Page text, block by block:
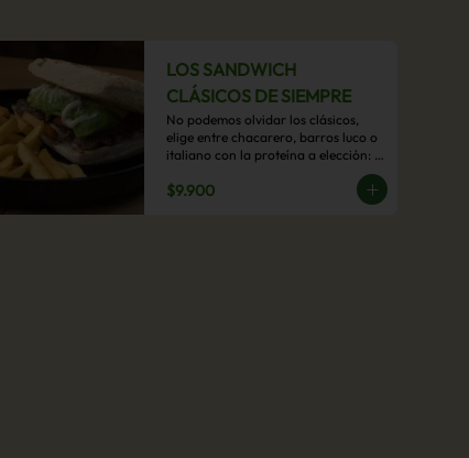
LOS SANDWICH
CLÁSICOS DE SIEMPRE
No podemos olvidar los clásicos,
elige entre chacarero, barros luco o
italiano con la proteína a elección:
mechada, pollo o hamburguesa con
acompañamiento de papas fritas.
$9.900